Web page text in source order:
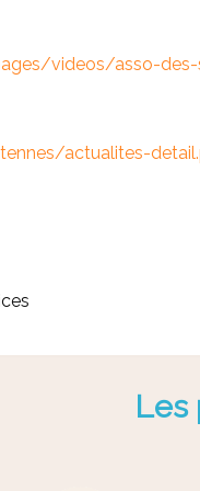
videos/asso-des-
actualites-
Les